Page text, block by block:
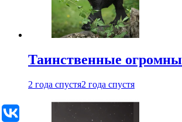
Таинственные
2 года спустя2 года спустя